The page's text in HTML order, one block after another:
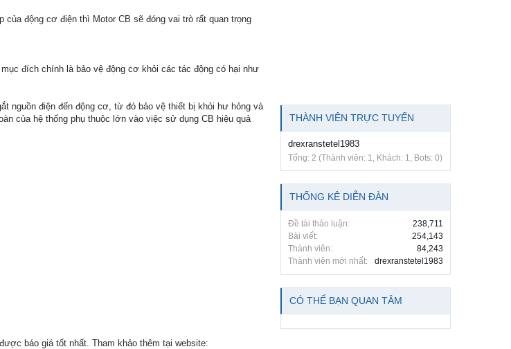
động cơ điện thì Motor CB sẽ đóng vai trò rất quan trọng
đích chính là bảo vệ động cơ khỏi các tác động có hại như
nguồn điện đến động cơ, từ đó bảo vệ thiết bị khỏi hư hỏng và
của hệ thống phụ thuộc lớn vào việc sử dụng CB hiệu quả
báo giá tốt nhất. Tham khảo thêm tại website:
THÀNH VIÊN TRỰC TUYẾN
drexranstetel1983
Tổng: 2 (Thành viên: 1, Khách: 1, Bots: 0)
THỐNG KÊ DIỄN ĐÀN
Đề tài thảo luận:
238,711
Bài viết:
254,143
Thành viên:
84,243
Thành viên mới nhất:
drexranstetel1983
CÓ THỂ BẠN QUAN TÂM